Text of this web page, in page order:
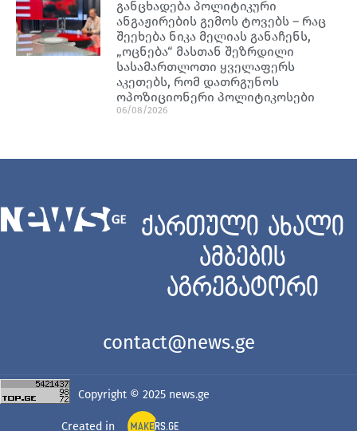
განცხადება პოლიტიკური
ანგაჟირების გემოს ტოვებს – რაც
შეეხება ნიკა მელიას განაჩენს,
„ოცნება“ მასთან შეზრდილი
სასამართლოთი ყველაფერს
აკეთებს, რომ დათრგუნოს
ოპოზიციონერი პოლიტიკოსები
06/08/2026
ქართული ახალი
ამბების
აგრეგატორი
contact@news.ge
Copyright © 2025 news.ge
Created in